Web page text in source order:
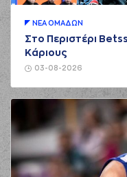
03-08-2026
ΝΕA ΟΜAΔΩΝ
Στο Περιστέρι
Κάριους